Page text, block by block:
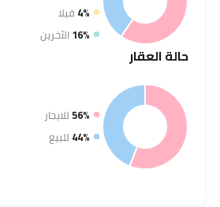
4% فيلا
16% الآخرين
حالةالعقار
56%للايجار
44% للبيع